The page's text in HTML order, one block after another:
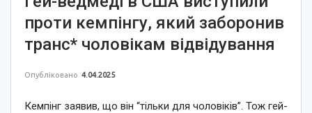
проти кемпінгу, який заборонив
транс* чоловікам відвідування
Опубліковано 4.04.2025
Кемпінг заявив, що він “тільки для чоловіків”. Тож гей-